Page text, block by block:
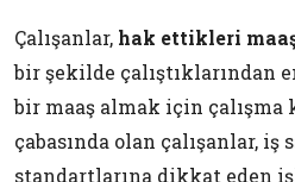
Çalışanlar, hak ettikleri
bir şekilde çalıştıklarından
bir maaş almak için
çabasında olan çalışanlar, iş
standartlarına dikkat eden